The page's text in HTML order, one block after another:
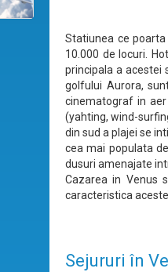
Statiunea ce
10.000 de locuri.
principala a acestei
golfului Aurora,
cinematograf in
(yahting, wind-
din sud a plajei se
cea mai populata
dusuri amenajate
Cazarea in Venus
caracteristica
Sejururi în